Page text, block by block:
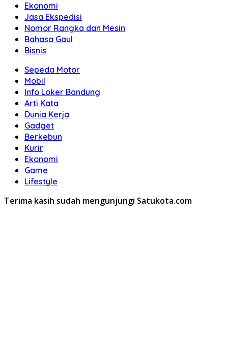
Ekonomi
Jasa Ekspedisi
Nomor Rangka dan Mesin
Bahasa Gaul
Bisnis
Sepeda Motor
Mobil
Info Loker Bandung
Arti Kata
Dunia Kerja
Gadget
Berkebun
Kurir
Ekonomi
Game
Lifestyle
Terima kasih sudah mengunjungi Satukota.com